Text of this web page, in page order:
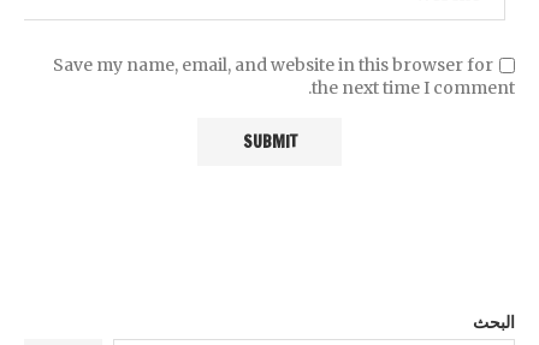
Save my name, email, and website in this browser for
the next time I comment.
البحث